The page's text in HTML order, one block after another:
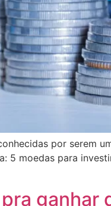
por serem
5 moedas para
ganhar